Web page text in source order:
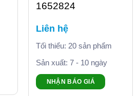
1652824
Liên hệ
Tối thiểu: 20 sản phẩm
Sản xuất: 7 - 10 ngày
NHẬN BÁO GIÁ